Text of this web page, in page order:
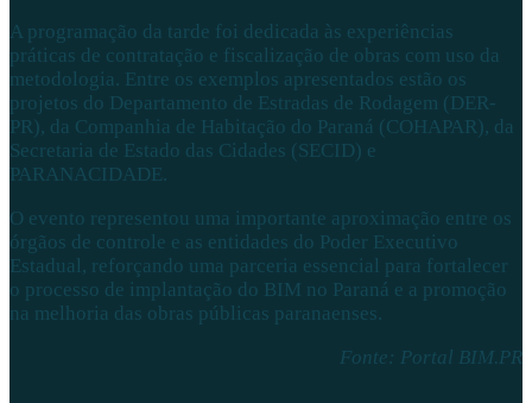
A programação da tarde foi dedicada às experiências
práticas de contratação e fiscalização de obras com uso da
metodologia. Entre os exemplos apresentados estão os
projetos do Departamento de Estradas de Rodagem (DER-
PR), da Companhia de Habitação do Paraná (COHAPAR), da
Secretaria de Estado das Cidades (SECID) e
PARANACIDADE.
O evento representou uma importante aproximação entre os
órgãos de controle e as entidades do Poder Executivo
Estadual, reforçando uma parceria essencial para fortalecer
o processo de implantação do BIM no Paraná e a promoção
na melhoria das obras públicas paranaenses.
Fonte: Portal BIM.PR